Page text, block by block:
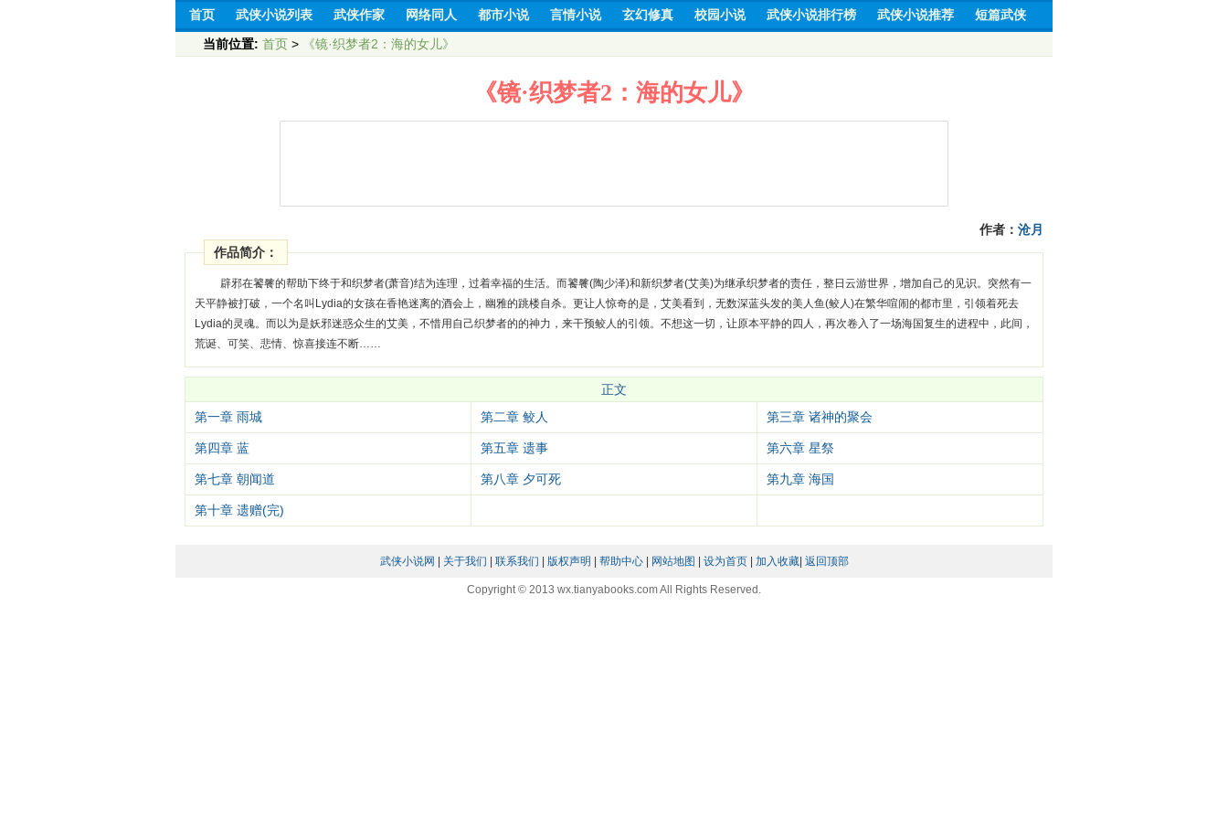
首页 武侠小说列表 武侠作家 网络同人 都市小说 言情小说 玄幻修真 校园小说 武侠小说排行榜 武侠小说推荐 短篇武侠
当前位置: 首页 > 《镜·织梦者2：海的女儿》
《镜·织梦者2：海的女儿》
作者： 沧月
作品简介：
辟邪在饕餮的帮助下终于和织梦者(萧音)结为连理，过着幸福的生活。而饕餮(陶少泽)和新织梦者(艾美)为继承织梦者的责任，整日云游世界，增加自己的见识。突然有一
天平静被打破，一个名叫Lydia的女孩在香艳迷离的酒会上，幽雅的跳楼自杀。更让人惊奇的是，艾美看到，无数深蓝头发的美人鱼(鲛人)在繁华喧闹的都市里，引领着死去
Lydia的灵魂。而以为是妖邪迷惑众生的艾美，不惜用自己织梦者的的神力，来干预鲛人的引领。不想这一切，让原本平静的四人，再次卷入了一场海国复生的进程中，此间，
荒诞、可笑、悲情、惊喜接连不断……
正文
第一章 雨城
第二章 鲛人 第三章 诸神的聚会
第四章 蓝 第五章 遗事 第六章 星祭
第七章 朝闻道 第八章 夕可死 第九章 海国
第十章 遗赠(完)
武侠小说网 关于我们 联系我们 版权声明 帮助中心| 网站地图 设为首页| 加入收藏| 返回顶部
Copyright © 2013 wx.tianyabooks.com All Rights Reserved.